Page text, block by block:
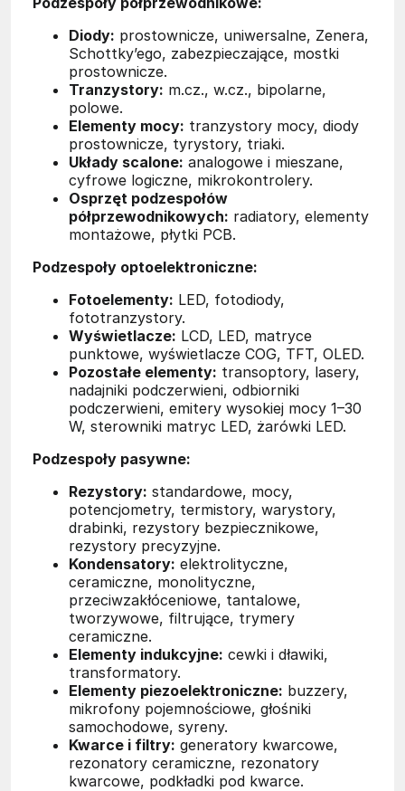
Diody: prostownicze, uniwersalne, Zenera,
Schottky’ego, zabezpieczające, mostki
prostownicze.
Tranzystory: m.cz., w.cz., bipolarne,
polowe.
Elementy mocy: tranzystory mocy, diody
prostownicze, tyrystory, triaki.
Układy scalone: analogowe i mieszane,
cyfrowe logiczne, mikrokontrolery.
Osprzęt podzespołów
półprzewodnikowych: radiatory, elementy
montażowe, płytki PCB.
Podzespoły optoelektroniczne:
Fotoelementy: LED, fotodiody,
fototranzystory.
Wyświetlacze: LCD, LED, matryce
punktowe, wyświetlacze COG, TFT, OLED.
Pozostałe elementy: transoptory, lasery,
nadajniki podczerwieni, odbiorniki
podczerwieni, emitery wysokiej mocy 1–30
W, sterowniki matryc LED, żarówki LED.
Podzespoły pasywne:
Rezystory: standardowe, mocy,
potencjometry, termistory, warystory,
drabinki, rezystory bezpiecznikowe,
rezystory precyzyjne.
Kondensatory: elektrolityczne,
ceramiczne, monolityczne,
przeciwzakłóceniowe, tantalowe,
tworzywowe, filtrujące, trymery
ceramiczne.
Elementy indukcyjne: cewki i dławiki,
transformatory.
Elementy piezoelektroniczne: buzzery,
mikrofony pojemnościowe, głośniki
samochodowe, syreny.
Kwarce i filtry: generatory kwarcowe,
rezonatory ceramiczne, rezonatory
kwarcowe, podkładki pod kwarce.